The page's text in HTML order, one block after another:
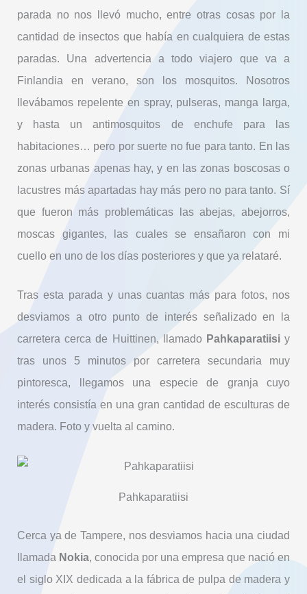
parada no nos llevó mucho, entre otras cosas por la
cantidad de insectos que había en cualquiera de estas
paradas. Una advertencia a todo viajero que va a
Finlandia en verano, son los mosquitos. Nosotros
llevábamos repelente en spray, pulseras, manga larga,
y hasta un antimosquitos de enchufe para las
habitaciones… pero por suerte no fue para tanto. En las
zonas urbanas apenas hay, y en las zonas boscosas o
lacustres más apartadas hay más pero no para tanto. Sí
que fueron más problemáticas las abejas, abejorros,
moscas gigantes, las cuales se ensañaron con mi
cuello en uno de los días posteriores y que ya relataré.
Tras esta parada y unas cuantas más para fotos, nos
desviamos a otro punto de interés señalizado en la
carretera cerca de Huittinen, llamado Pahkaparatiisiy
tras unos 5 minutos por carretera secundaria muy
pintoresca, llegamos una especie de granja cuyo
interés consistía en una gran cantidad de esculturas de
madera. Foto y vuelta al camino.
Pahkaparatiisi
Cerca ya de Tampere, nos desviamos hacia una ciudad
llamada Nokia, conocida por una empresa que nació en
el siglo XIX dedicada a la fábrica de pulpa de madera y